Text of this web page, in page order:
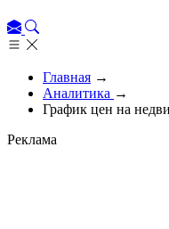
Главная →
Аналитика →
График цен на
Реклама